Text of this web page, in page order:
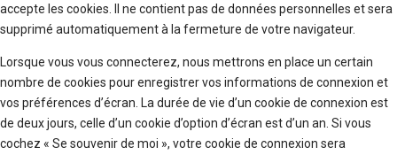
accepte les cookies. Il ne contient pas de données personnelles et sera
supprimé automatiquement à la fermeture de votre navigateur.
Lorsque vous vous connecterez, nous mettrons en place un certain
nombre de cookies pour enregistrer vos informations de connexion et
vos préférences d’écran. La durée de vie d’un cookie de connexion est
de deux jours, celle d’un cookie d’option d’écran est d’un an. Si vous
cochez « Se souvenir de moi », votre cookie de connexion sera